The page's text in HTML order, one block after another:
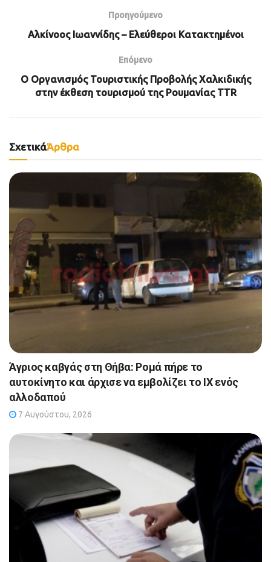
Προηγούμενο
Αλκίνοος Ιωαννίδης – Ελεύθεροι Κατακτημένοι
Επόμενο
Ο Οργανισμός Τουριστικής Προβολής Χαλκιδικής
στην έκθεση τουρισμού της Ρουμανίας TTR
ΣχετικάΆρθρα
Άγριος καβγάς στη Θήβα: Ρομά πήρε το
αυτοκίνητο και άρχισε να εμβολίζει το ΙΧ ενός
αλλοδαπού
7 Αυγούστου, 2026